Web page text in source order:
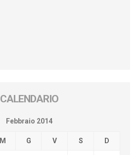
CALENDARIO
Febbraio 2014
M G V S D